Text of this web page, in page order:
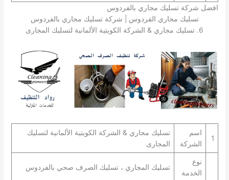
افضل شركة تسليك مجاري بالفردوس
تسليك مجاري الفردوس | شركة تسليك مجاري بالفردوس
6. تسليك مجاري & الشركة الكويتية الألمانية لتسليك المجارى
1
اسم
الشركة
تسليك مجاري & الشركة الكويتية الألمانية لتسليك
المجارى
نوع
الخدمة
تسليك المجاري ، تسليك الصرف صحي بالفردوس